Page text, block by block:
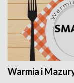
Warmia i